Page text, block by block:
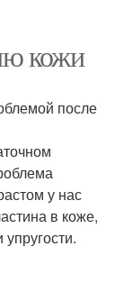
кожи
после
у нас
в коже,